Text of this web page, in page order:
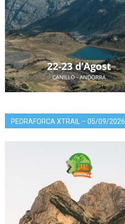
PEDRAFORCA XTRAIL – 05/09/2026